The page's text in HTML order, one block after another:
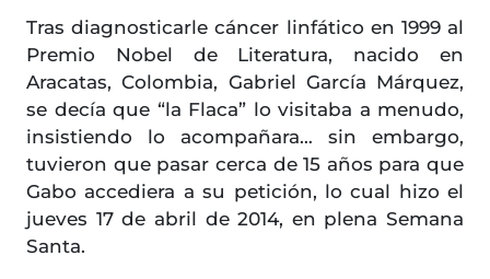
Tras diagnosticarle cáncer linfático en 1999 al
Premio Nobel de Literatura, nacido en
Aracatas, Colombia, Gabriel García Márquez,
se decía que “la Flaca” lo visitaba a menudo,
insistiendo lo acompañara… sin embargo,
tuvieron que pasar cerca de 15 años para que
Gabo accediera a su petición, lo cual hizo el
jueves 17 de abril de 2014, en plena Semana
Santa.